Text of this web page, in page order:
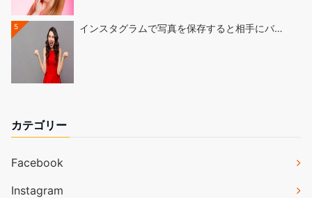
5 インスタグラムで写真を保存すると相手にバ…
カテゴリー
Facebook
Instagram